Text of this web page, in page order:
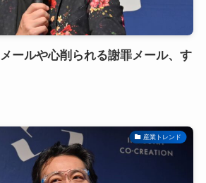
ールや心削られる謝罪メール、す
産業トレンド